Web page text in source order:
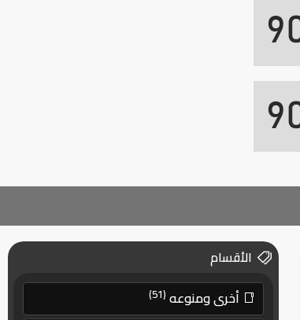
الأقسام
أخرى ومنوعه (51)